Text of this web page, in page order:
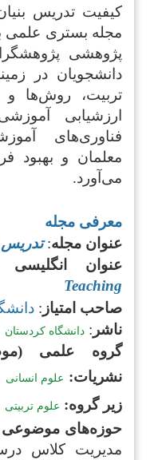
کیفیت تدریس
مجله بستری علمی
پژوهشی
دانشجویان در
تربیت، روش‌ها و
ارزشیابی
فناوری‌های
معلمان و بهبود
می‌آورد.
معرفی مجله
عنوان مجله:
عنوان
Teaching
صاحب امتیاز :
ناشر : دانشگاه کردستان
گروه علمی
نشریات: علوم انسانی
زیر گروه: علوم تربیتی
حوزه‌های موضوعی
مدیریت کلاس